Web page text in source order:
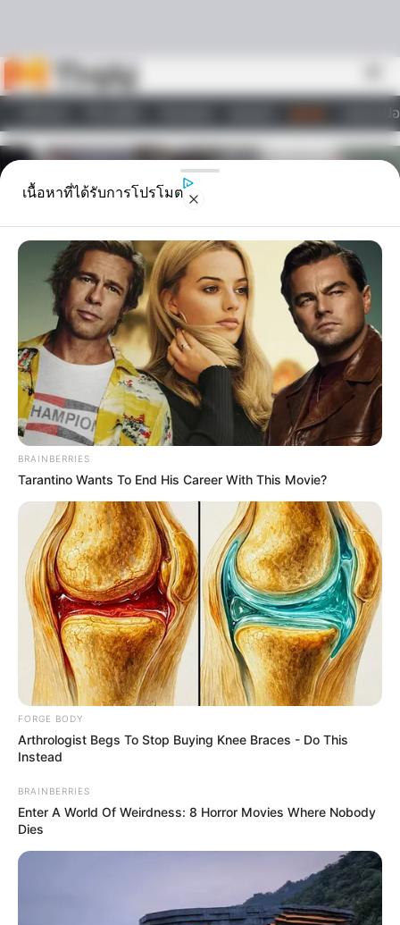
วอลเปเ
ไลฟ์สไตล์
สีมงคล
สีมงคลประจำวัน วันจันทร์
ที่ 18 กันยายน 2566
สีมงคลประจำวันจันทร์ ที่ 18 กันยายน 2566
Home /สีมงคล
สีมงคล|
17 ก.ย. 2023
สีมงคลประจำวันจันทร์ ที่ 18
กันยายน 2566
เนื้อหาที่ได้รับการโปรโมต
BRAINBERRIES
Tarantino Wants To End His Career With This Movie?
FORGE BODY
Arthrologist Begs To Stop Buying Knee Braces - Do This
Instead
BRAINBERRIES
Enter A World Of Weirdness: 8 Horror Movies Where Nobody
Dies